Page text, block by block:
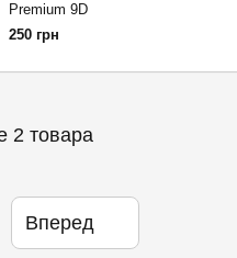
Premium 9D
250 грн
2 товара
Вперед